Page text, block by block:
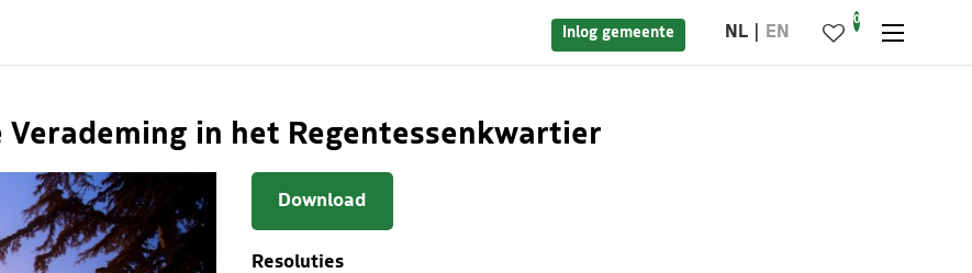
Inlog gemeente NL EN
0
Verademing in het Regentessenkwartier
Download
Resoluties